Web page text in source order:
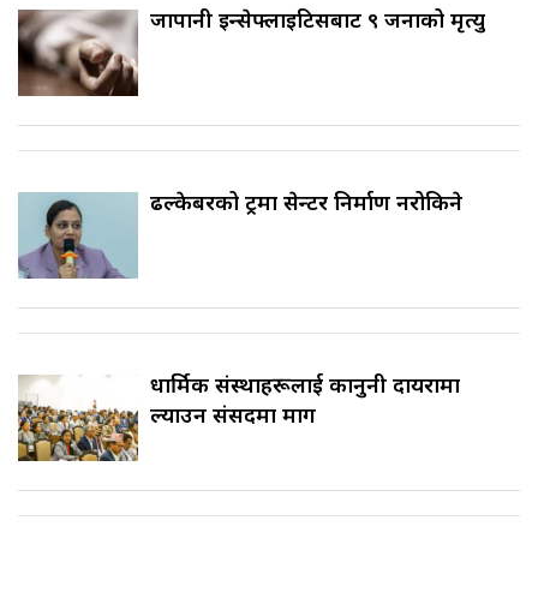
जापानी इन्सेफ्लाइटिसबाट ९ जनाको मृत्यु
ढल्केबरको ट्रमा सेन्टर निर्माण नरोकिने
धार्मिक संस्थाहरूलाई कानुनी दायरामा
ल्याउन संसदमा माग